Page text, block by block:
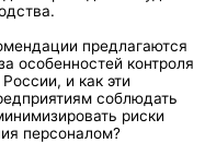
предлагаются
особенностей контроля
и как эти
соблюдать
риски
персоналом?